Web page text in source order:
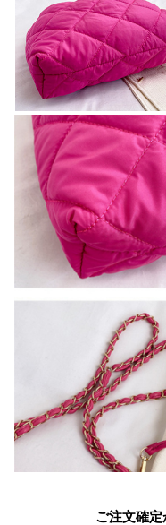
ご注文確